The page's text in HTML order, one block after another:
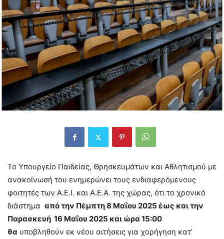
Το Υπουργείο Παιδείας, Θρησκευμάτων και Αθλητισμού με
ανακοίνωσή του ενημερώνει τους ενδιαφερόμενους
φοιτητές των Α.Ε.Ι. και Α.Ε.Α. της χώρας, ότι το χρονικό
διάστημα από την Πέμπτη 8 Μαΐου 2025 έως και την
Παρασκευή 16 Μαΐου 2025 και ώρα 15:00
θα υποβληθούν εκ νέου αιτήσεις για χορήγηση κατ’